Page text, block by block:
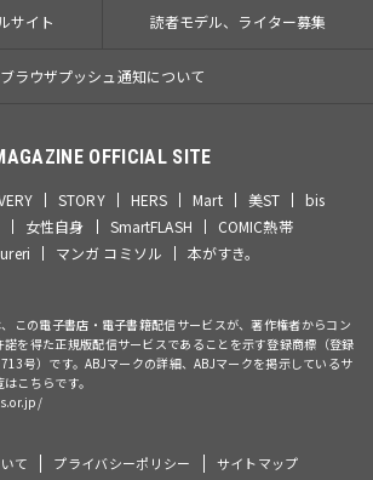
サイト 読者モデル、ライター募集
ブラウザプッシュ通知について
OFFICIAL SITE
STORY HERS Mart 美ST
bis
女性自身 SmartFLASH
COMIC熱帯
マンガ コミソル 本がすき。
この電子書店・電子書籍配信サービスが、著作権者からコン
諾を得た正規版配信サービスであることを示す登録商標（登録
号）です。ABJマークの詳細、ABJマークを掲示しているサ
こちらです。
て プライバシーポリシー サイトマップ